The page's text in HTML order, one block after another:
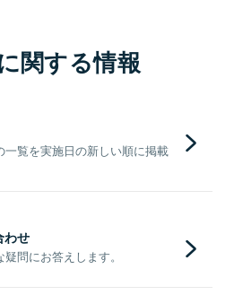
関する情報
覧を実施日の新しい順に掲載
わせ
問にお答えします。